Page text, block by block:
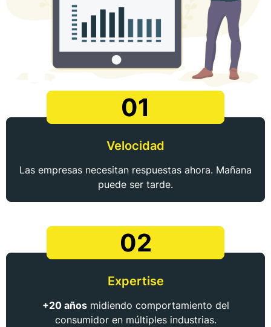
01
Velocidad
Las empresas necesitan respuestas ahora. Mañana
puede ser tarde.
02
Expertise
+20 añosmidiendo comportamiento del
consumidor en múltiples industrias.